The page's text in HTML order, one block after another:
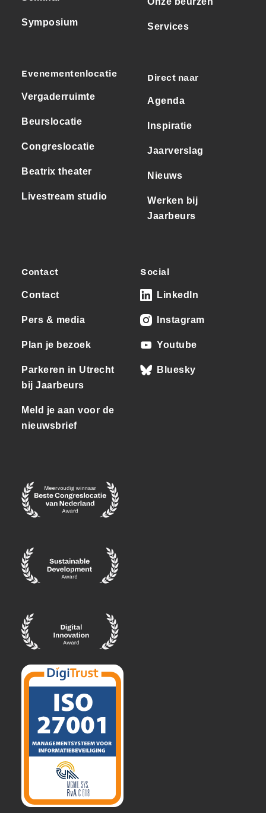
Symposium
Evenementenlocatie
Vergaderruimte
Beurslocatie
Congreslocatie
Beatrix theater
Livestream studio
Services
Direct naar
Agenda
Inspiratie
Jaarverslag
Nieuws
Werken bij
Jaarbeurs
Contact
Contact
Pers & media
Plan je bezoek
Parkeren in Utrecht
bij Jaarbeurs
Meld je aan voor de
nieuwsbrief
Social
LinkedIn
Instagram
Youtube
Bluesky